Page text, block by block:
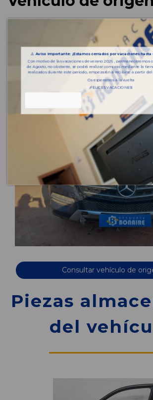
Consultar vehículo de
Piezas
del
⚠️ Aviso importante: ¡Estamos cerrados por vacaciones hasta
Con motivo de las vacaciones de verano 2026 , permaneceremos
de Agosto, no obstante, se podrá realizar compras mediante la
realizados durante este periodo, empezarán a recibirse a partir del
Os esperamos a la vuelta
¡FELICES VACACIONES!